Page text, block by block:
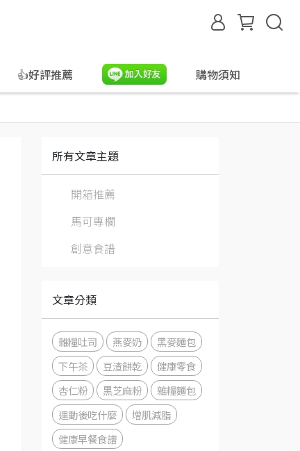
👍好評推薦 購物須知
所有文章主題
開箱推薦
馬可專欄
創意食譜
文章分類
雜糧吐司 燕麥奶
黑麥麵包
下午茶
豆渣餅乾
健康零食
杏仁粉
黑芝麻粉
雜糧麵包
運動後吃什麼
增肌減脂
健康早餐食譜